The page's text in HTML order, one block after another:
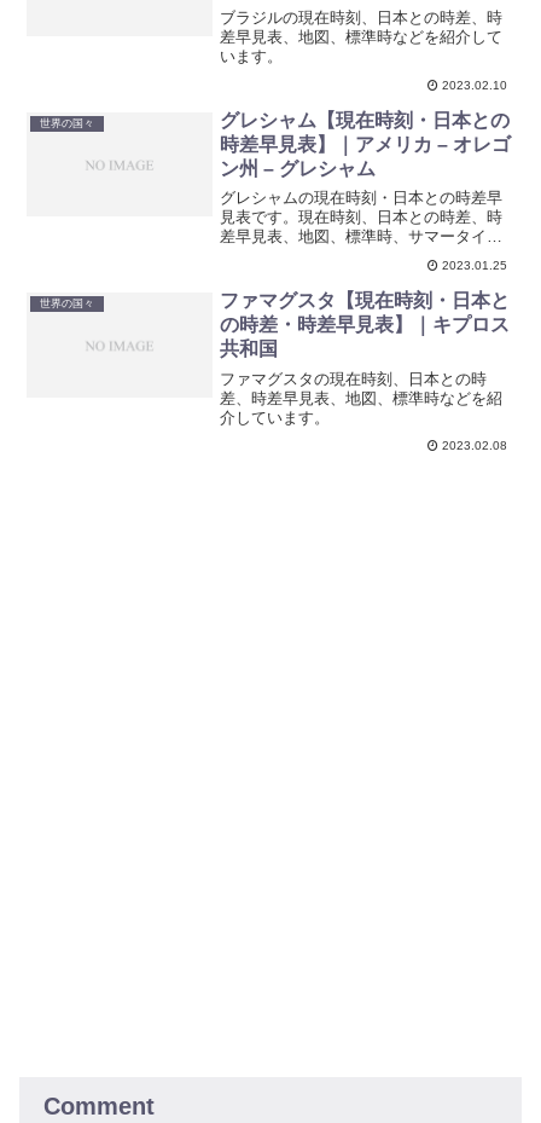
ブラジルの現在時刻、日本との時差、時
差早見表、地図、標準時などを紹介して
います。
2023.02.10
世界の国々
グレシャム【現在時刻・日本との
時差早見表】｜アメリカ – オレゴ
ン州 – グレシャム
グレシャムの現在時刻・日本との時差早
見表です。現在時刻、日本との時差、時
差早見表、地図、標準時、サマータイム
2023.01.25
世界の国々
ファマグスタ【現在時刻・日本と
の時差・時差早見表】｜キプロス
共和国
ファマグスタの現在時刻、日本との時
差、時差早見表、地図、標準時などを紹
介しています。
2023.02.08
Comment